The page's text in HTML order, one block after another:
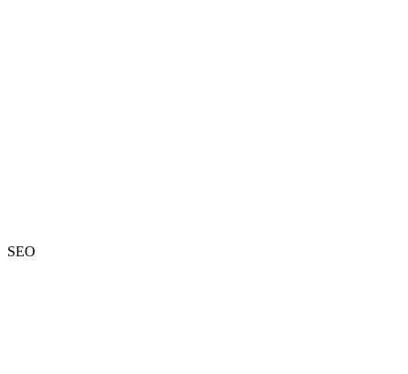
SEO